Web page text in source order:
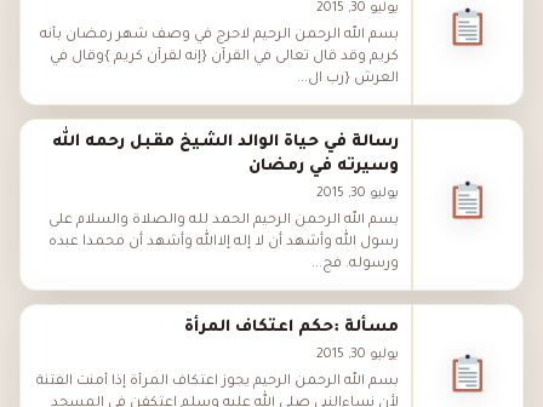
يوليو 30, 2015
بسم الله الرحمن الرحيم لاحرج في وصف شهر رمضان بأنه
كريم وقد قال تعالى في القرآن {إنه لقرآن كريم }وقال في
العرش {رب ال...
رسالة في حياة الوالد الشيخ مقبل رحمه الله
وسيرته في رمضان
يوليو 30, 2015
بسم الله الرحمن الرحيم الحمد لله والصلاة والسلام على
رسول الله وأشهد أن لا إله إلاالله وأشهد أن محمدا عبده
ورسوله. فج...
مسألة :حكم اعتكاف المرأة
يوليو 30, 2015
بسم الله الرحمن الرحيم يجوز اعتكاف المرأة إذا أمنت الفتنة